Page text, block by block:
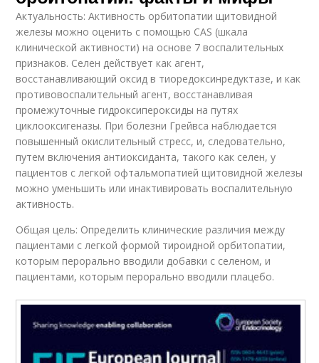
Актуальность: Активность орбитопатии щитовидной
железы можно оценить с помощью CAS (шкала
клинической активности) на основе 7 воспалительных
признаков. Селен действует как агент,
восстанавливающий оксид в тиоредоксинредуктазе, и как
противовоспалительный агент, восстанавливая
промежуточные гидроксипероксиды на путях
циклооксигеназы. При болезни Грейвса наблюдается
повышенный окислительный стресс, и, следовательно,
путем включения антиоксиданта, такого как селен, у
пациентов с легкой офтальмопатией щитовидной железы
можно уменьшить или инактивировать воспалительную
активность.
Общая цель: Определить клинические различия между
пациентами с легкой формой тироидной орбитопатии,
которым перорально вводили добавки с селеном, и
пациентами, которым перорально вводили плацебо.